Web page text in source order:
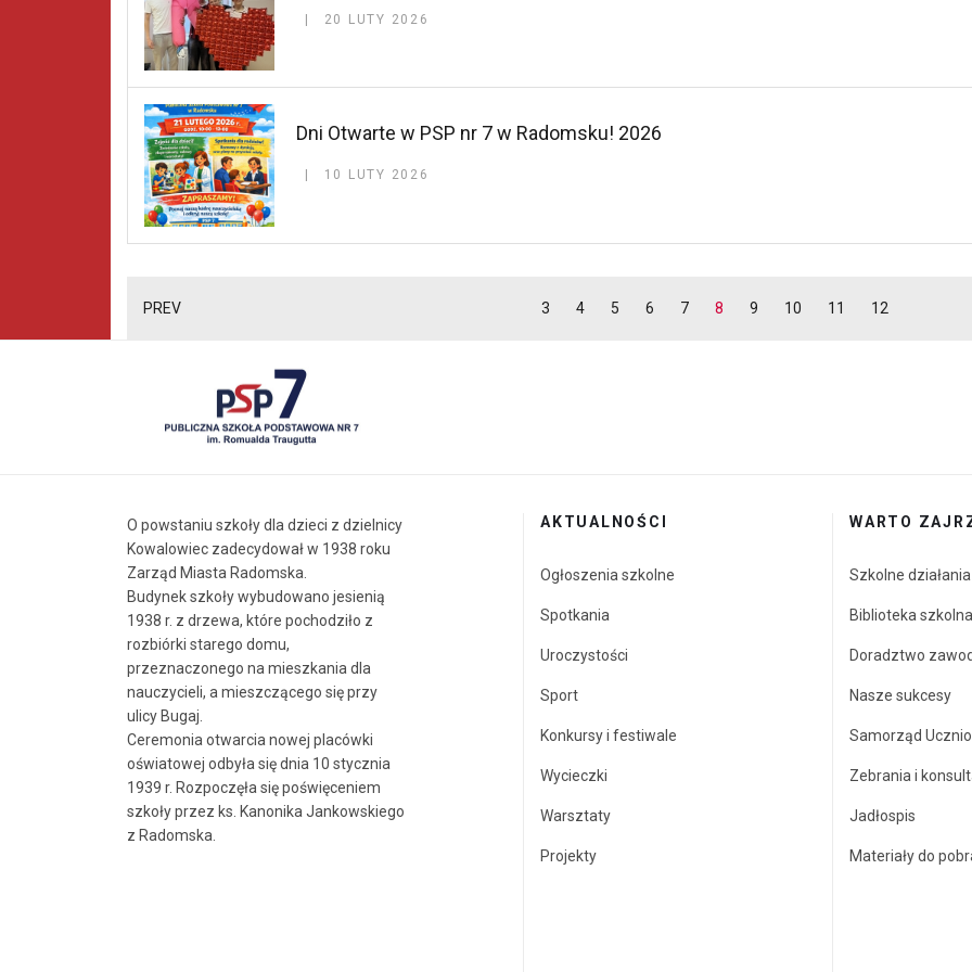
20 LUTY 2026
Dni Otwarte w PSP nr 7 w Radomsku! 2026
10 LUTY 2026
PREV 3 4 5 6 7 8 9 10 11 12
O powstaniu szkoły dla dzieci z dzielnicy
Kowalowiec zadecydował w 1938 roku
Zarząd Miasta Radomska.
Budynek szkoły wybudowano jesienią
1938 r. z drzewa, które pochodziło z
rozbiórki starego domu,
przeznaczonego na mieszkania dla
nauczycieli, a mieszczącego się przy
ulicy Bugaj.
Ceremonia otwarcia nowej placówki
oświatowej odbyła się dnia 10 stycznia
1939 r. Rozpoczęła się poświęceniem
szkoły przez ks. Kanonika Jankowskiego
z Radomska.
AKTUALNOŚCI
Ogłoszenia szkolne
Spotkania
Uroczystości
Sport
Konkursy i festiwale
Wycieczki
Warsztaty
Projekty
WARTO
Szkolne działania
Biblioteka szkolna
Doradztwo
Nasze sukcesy
Samorząd
Zebrania i
Jadłospis
Materiały do